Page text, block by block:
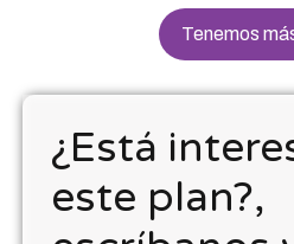
Tenemos
¿Está
este plan?,